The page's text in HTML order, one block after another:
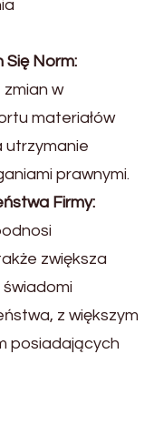
Norm:
zmian w
materiałów
utrzymanie
prawnymi.
Firmy:
zwiększa
z większym
posiadających